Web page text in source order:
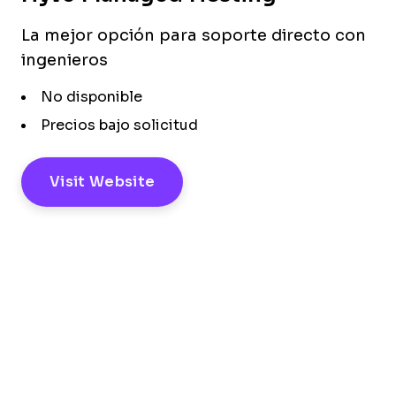
La mejor opción para soporte directo con
ingenieros
No disponible
Precios bajo solicitud
Visit Website